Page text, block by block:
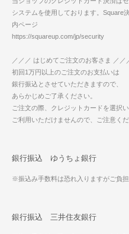
システムを使用しております。Square
内ページ
https://squareup.com/jp/security
／／／ はじめてご注文のお客さま ／／
初回1万円以上のご注文のお支払いは
銀行振込とさせていただきますので、
あらかじめご了承ください。
ご注文の際、クレジットカードを選択
ご利用いただけませんので、ご注意くだ
銀行振込 ゆうちょ銀行
※振込み手数料は恐れ入りますがご負
銀行振込 三井住友銀行